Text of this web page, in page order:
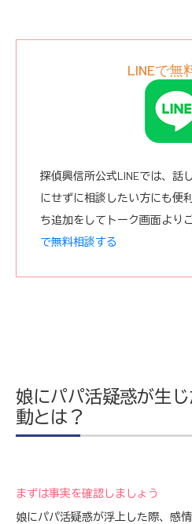
LINEで無
探偵興信所公式LINEでは、話
にせずに相談したい方にも便
ち追加をしてトーク画面より
で無料相談する
娘にパパ活疑惑が生
動とは？
まずは事実を確認しましょう
娘にパパ活疑惑が浮上した際、感